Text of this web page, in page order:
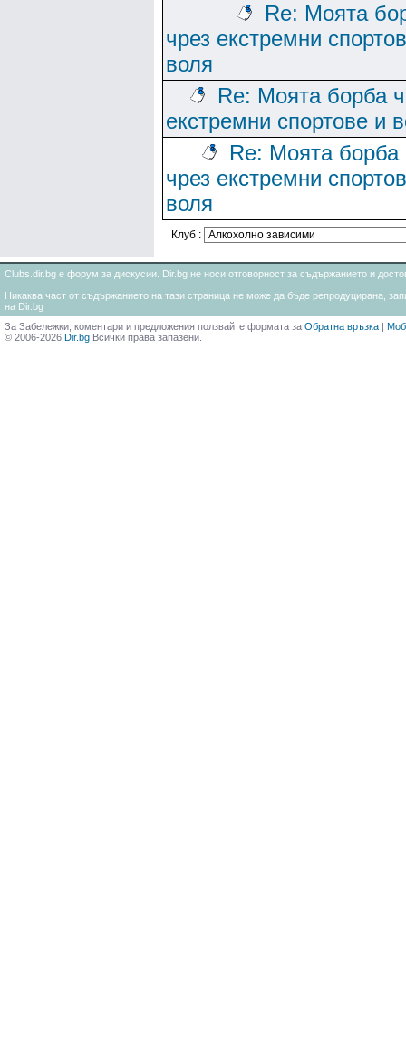
Re: Моята
чрез екстремни
воля
Re: Моята борба
екстремни спортове и
Re: Моята борба
чрез екстремни
воля
Клуб :
Clubs.dir.bg е форум за дискусии. Dir.bg не носи отговорност за съдържанието и
Никаква част от съдържанието на тази страница не може да бъде репродуцирана,
на Dir.bg
За Забележки, коментари и предложения ползвайте формата за Обратна връзка |
© 2006-2026 Dir.bg Всички права запазени.